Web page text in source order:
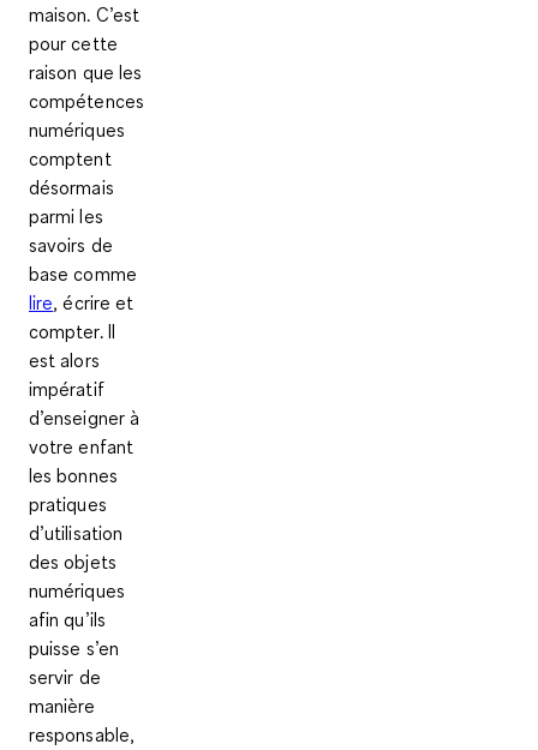
maison. C’est
pour cette
raison que les
compétences
numériques
comptent
désormais
parmi les
savoirs de
base comme
lire, écrire et
compter. Il
est alors
impératif
d’enseigner à
votre enfant
les bonnes
pratiques
d’utilisation
des objets
numériques
afin qu’ils
puisse s’en
servir de
manière
responsable,